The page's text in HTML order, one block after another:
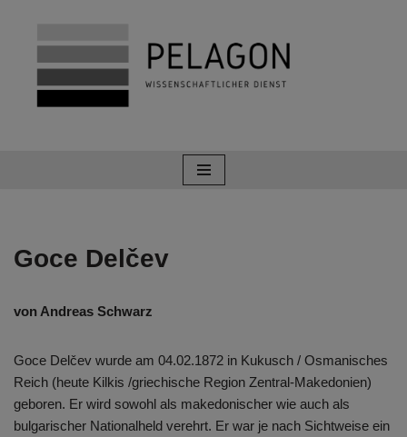
Zum
Inhalt
springen
Goce Delčev
von Andreas Schwarz
Goce Delčev wurde am 04.02.1872 in Kukusch / Osmanisches
Reich (heute Kilkis /griechische Region Zentral-Makedonien)
geboren. Er wird sowohl als makedonischer wie auch als
bulgarischer Nationalheld verehrt. Er war je nach Sichtweise ein